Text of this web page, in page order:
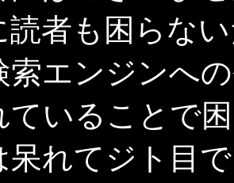
者も困らな
索エンジンへ
ていることで
れてジト目